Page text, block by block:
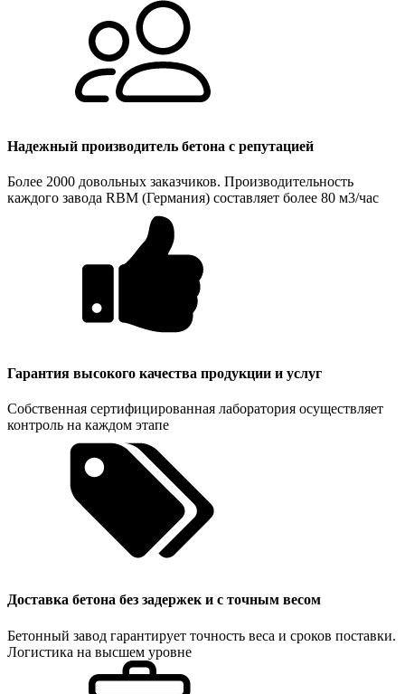
Надежный производитель бетона с репутацией
Более 2000 довольных заказчиков. Производительность
каждого завода RBM (Германия) составляет более 80 м3/час
Гарантия высокого качества продукции и услуг
Собственная сертифицированная лаборатория осуществляет
контроль на каждом этапе
Доставка бетона без задержек и с точным весом
Бетонный завод гарантирует точность веса и сроков поставки.
Логистика на высшем уровне